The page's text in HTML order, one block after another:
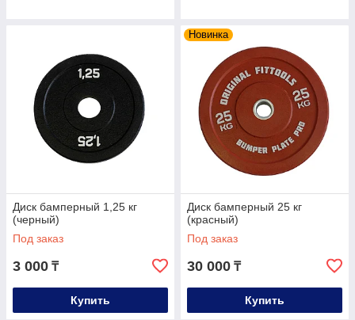
Диск бамперный 1,25 кг
(черный)
Под заказ
3 000 ₸
Купить
Новинка
Диск бамперный 25 кг
(красный)
Под заказ
30 000 ₸
Купить